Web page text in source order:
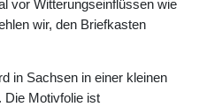
vor Witterungseinflüssen wie
wir, den Briefkasten
in Sachsen in einer kleinen
Die Motivfolie ist